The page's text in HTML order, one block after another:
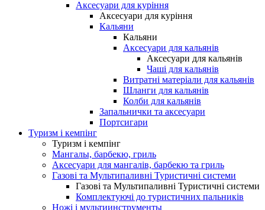
Аксесуари для куріння
Аксесуари для куріння
Кальяни
Кальяни
Аксесуари для кальянів
Аксесуари для кальянів
Чаші для кальянів
Витратні матеріали для кальянів
Шланги для кальянів
Колби для кальянів
Запальнички та аксесуари
Портсигари
Туризм і кемпінг
Туризм і кемпінг
Мангалы, барбекю, гриль
Аксесуари для мангалів, барбекю та гриль
Газові та Мультипаливні Туристичні системи
Газові та Мультипаливні Туристичні системи
Комплектуючі до туристичних пальників
Ножі і мультиинструменты